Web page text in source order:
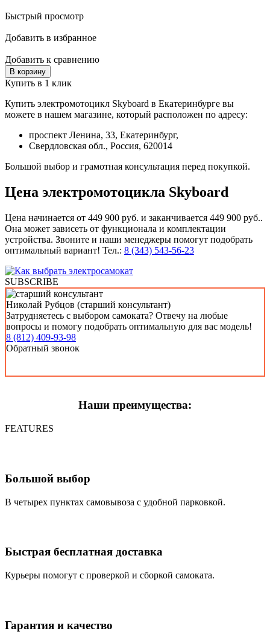
Быстрый просмотр
Добавить в избранное
Добавить к сравнению
В корзину
Купить в 1 клик
Купить электромотоцикл Skyboard в Екатеринбурге вы
можете в нашем магазине, который расположен по адресу:
проспект Ленина, 33, Екатеринбург,
Свердловская обл., Россия, 620014
Большой выбор и грамотная консультация перед покупкой.
Цена электромотоцикла Skyboard
Цена начинается от 449 900 руб. и заканчивается 449 900 руб..
Она может зависеть от функционала и комплектации
устройства. Звоните и наши менеджеры помогут подобрать
оптимальный вариант! Тел.: 8 (343) 543-56-23
SUBSCRIBE
Николай Рубцов (старший консультант)
Затрудняетесь с выбором самоката? Отвечу на любые
вопросы и помогу подобрать оптимальную для вас модель!
8 (812) 409-93-98
Обратный звонок
Наши преимущества:
FEATURES
Большой выбор
В четырех пунктах самовывоза с удобной парковкой.
Быстрая бесплатная доставка
Курьеры помогут с проверкой и сборкой самоката.
Гарантия и качество